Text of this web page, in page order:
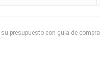
presupuesto con guía de compra